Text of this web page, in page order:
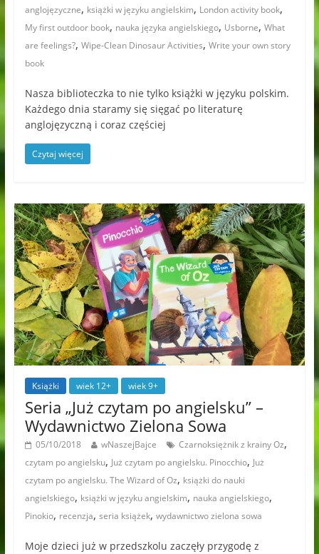
anglojęzyczne, książki w języku angielskim, London activity book,
My first outdoor book, nauka języka angielskiego, Usborne, What
are feelings?, Wipe-Clean Dinosaur Activities, Write your own story
book
Nasza biblioteczka to nie tylko książki w języku polskim.
Każdego dnia staramy się sięgać po literaturę
anglojęzyczną i coraz częściej
Czytaj więcej
Książki wiek 12+ wiek 9+
Seria „Już czytam po angielsku” –
Wydawnictwo Zielona Sowa
05/10/2018 wNaszejBajce Czarnoksiężnik z krainy Oz,
czytam po angielsku, Już czytam po angielsku. Pinocchio, Już
czytam po angielsku. The Wizard of Oz, książki do nauki
angielskiego, książki w języku angielskim, nauka angielskiego,
Pinokio, recenzja, seria książek, wydawnictwo zielona sowa
Moje dzieci już w przedszkolu zaczęły przygodę z